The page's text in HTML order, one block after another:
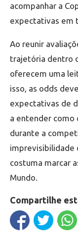
acompanhar a
expectativas em
Ao reunir
trajetória dentro
oferecem uma
isso, as odds
expectativas de
a entender como
durante a
imprevisibilidade
costuma marcar
Mundo.
Compartilhe